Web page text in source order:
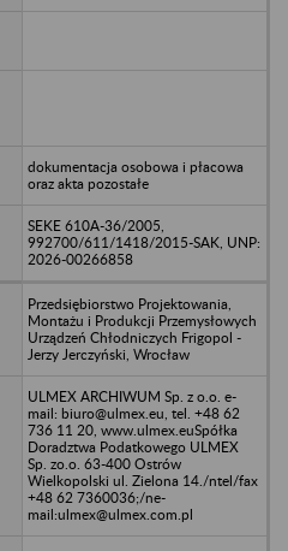
dokumentacja osobowa i płacowa
oraz akta pozostałe
SEKE 610A-36/2005,
992700/611/1418/2015-SAK, UNP:
2026-00266858
Przedsiębiorstwo Projektowania,
Montażu i Produkcji Przemysłowych
Urządzeń Chłodniczych Frigopol -
Jerzy Jerczyński, Wrocław
ULMEX ARCHIWUM Sp. z o.o. e-
mail: biuro@ulmex.eu, tel. +48 62
736 11 20, www.ulmex.euSpółka
Doradztwa Podatkowego ULMEX
Sp. zo.o. 63-400 Ostrów
Wielkopolski ul. Zielona 14./ntel/fax
+48 62 7360036;/ne-
mail:ulmex@ulmex.com.pl